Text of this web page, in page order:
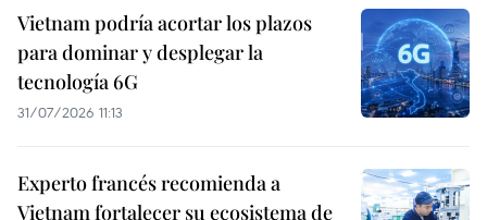
Vietnam podría acortar los plazos
para dominar y desplegar la
tecnología 6G
31/07/2026 11:13
Experto francés recomienda a
Vietnam fortalecer su ecosistema de